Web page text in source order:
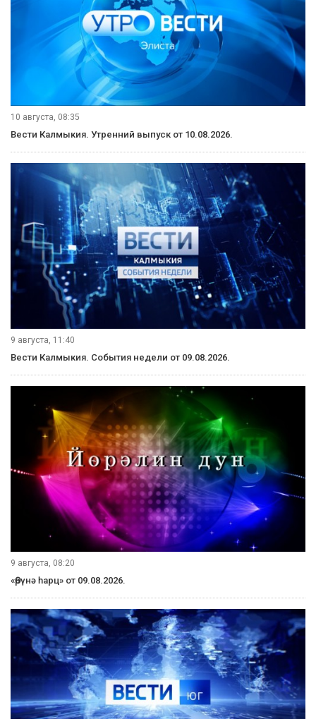
10 августа, 08:35
Вести Калмыкия. Утренний выпуск от 10.08.2026.
9 августа, 11:40
Вести Калмыкия. События недели от 09.08.2026.
9 августа, 08:20
«Өрүнә һарц» от 09.08.2026.